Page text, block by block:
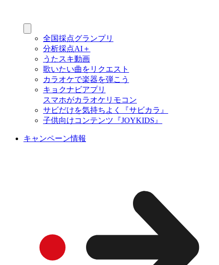
全国採点グランプリ
分析採点AI＋
うたスキ動画
歌いたい曲をリクエスト
カラオケで楽器を弾こう
キョクナビアプリ
スマホがカラオケリモコン
サビだけを気持ちよく『サビカラ』
子供向けコンテンツ『JOYKIDS』
キャンペーン情報